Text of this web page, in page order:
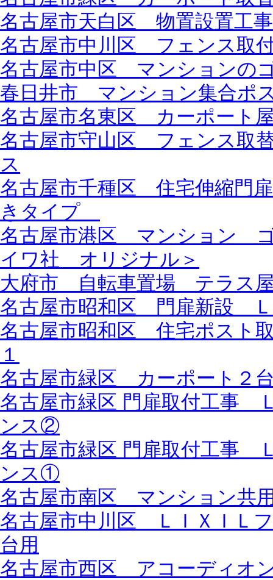
名古屋市天白区 物置設置
名古屋市中川区 フェンス取
名古屋市中区 マンションの
春日井市 マンション集合ポ
名古屋市名東区 カーポー
名古屋市守山区 フェンス取
ス
名古屋市千種区 住宅伸縮門
きタイプ
名古屋市港区 マンション
イワ社 オリジナル＞
大府市 自転車置場 テラス
名古屋市昭和区 門扉新設
名古屋市昭和区 住宅ポスト
１
名古屋市緑区 カーポート２
名古屋市緑区 門扉取付工事
ンス②
名古屋市緑区 門扉取付工事
ンス①
名古屋市南区 マンション共
名古屋市中川区 ＬＩＸＩＬ
台用
名古屋市西区 アコーディオ